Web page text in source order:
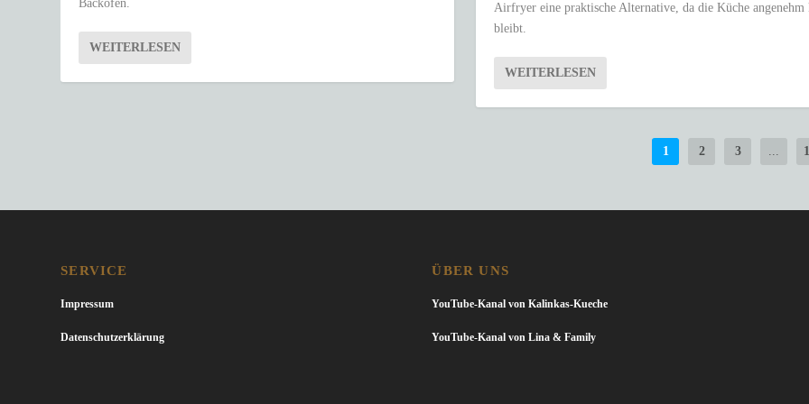
Backofen.
WEITERLESEN
Airfryer eine praktische Alternative, da die Küche angenehm
bleibt.
WEITERLESEN
1 2 3
SERVICE
Impressum
Datenschutzerklärung
ÜBER UNS
YouTube-Kanal von Kalinkas-Kueche
YouTube-Kanal von Lina & Family